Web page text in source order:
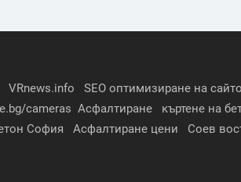
VRnews.info
SEO оптимизиране на
cameras Асфалтиране
къртене на
София Асфалтиране цени
Соев